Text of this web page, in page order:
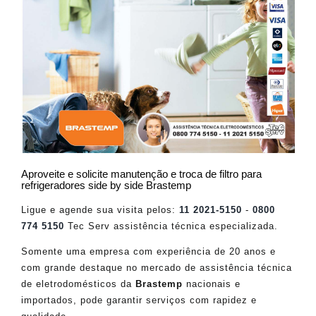
Aproveite e solicite manutenção e troca de filtro para
refrigeradores side by side Brastemp
Ligue e agende sua visita pelos: 11 2021-5150 - 0800
774 5150 Tec Serv assistência técnica especializada.
Somente uma empresa com experiência de 20 anos e
com grande destaque no mercado de assistência técnica
de eletrodomésticos da Brastemp nacionais e
importados, pode garantir serviços com rapidez e